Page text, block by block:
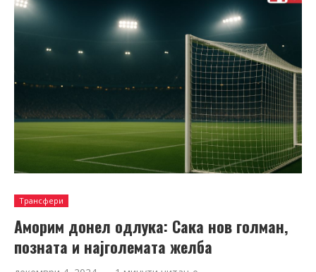
Трансфери
Аморим донел одлука: Сака нов голман,
позната и најголемата желба